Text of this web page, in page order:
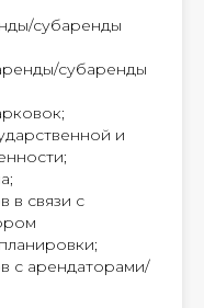
субаренды
субаренды
и
в связи с
с арендаторами/